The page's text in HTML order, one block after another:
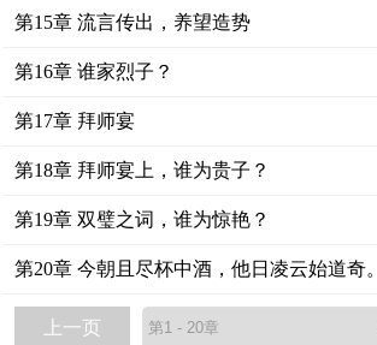
第15章 流言传出，养望造势
第16章 谁家烈子？
第17章 拜师宴
第18章 拜师宴上，谁为贵子？
第19章 双璧之词，谁为惊艳？
第20章 今朝且尽杯中酒，他日凌云始道奇。
上一页